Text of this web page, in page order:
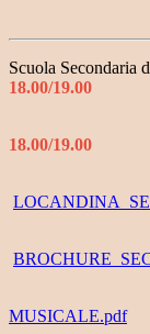
Scuola Secondaria
18.00/19.00
12
18.00/19.00
MUSICALE.pdf